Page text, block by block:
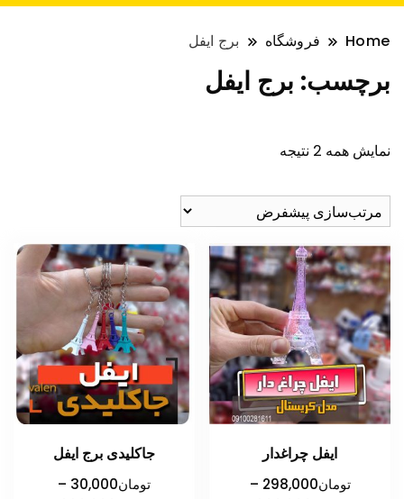
Home فروشگاه برج ایفل
برچسب: برج ایفل
نمایش همه 2 نتیجه
ایفل چراغدار
تومان298,000
–
جاکلیدی برج ایفل
تومان30,000
–